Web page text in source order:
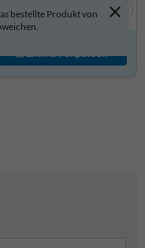
bestellte Produkt von
In 3D anzeigen
Entwurf anpassen